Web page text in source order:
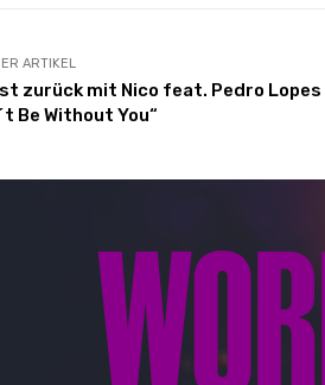
ARTIKEL
zurück mit Nico feat. Pedro Lopes
Be Without You“